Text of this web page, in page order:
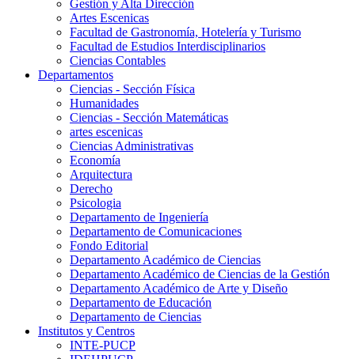
Gestión y Alta Dirección
Artes Escenicas
Facultad de Gastronomía, Hotelería y Turismo
Facultad de Estudios Interdisciplinarios
Ciencias Contables
Departamentos
Ciencias - Sección Física
Humanidades
Ciencias - Sección Matemáticas
artes escenicas
Ciencias Administrativas
Economía
Arquitectura
Derecho
Psicologia
Departamento de Ingeniería
Departamento de Comunicaciones
Fondo Editorial
Departamento Académico de Ciencias
Departamento Académico de Ciencias de la Gestión
Departamento Académico de Arte y Diseño
Departamento de Educación
Departamento de Ciencias
Institutos y Centros
INTE-PUCP